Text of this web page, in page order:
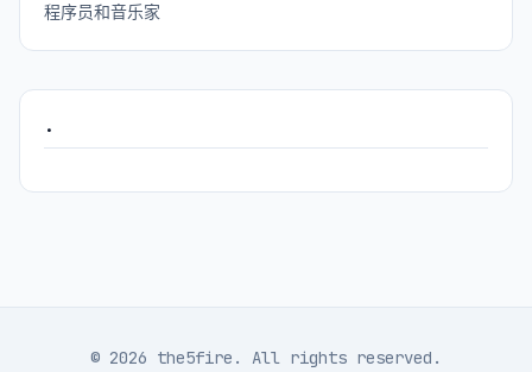
程序员和音乐家
.
© 2026 the5fire. All rights reserved.